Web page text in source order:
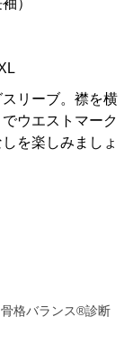
）
リーブ。襟を横
ウエストマーク
を楽しみましょ
格バランス®診断